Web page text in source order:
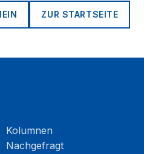
ZUR STARTSEITE
Kolumnen
Nachgefragt